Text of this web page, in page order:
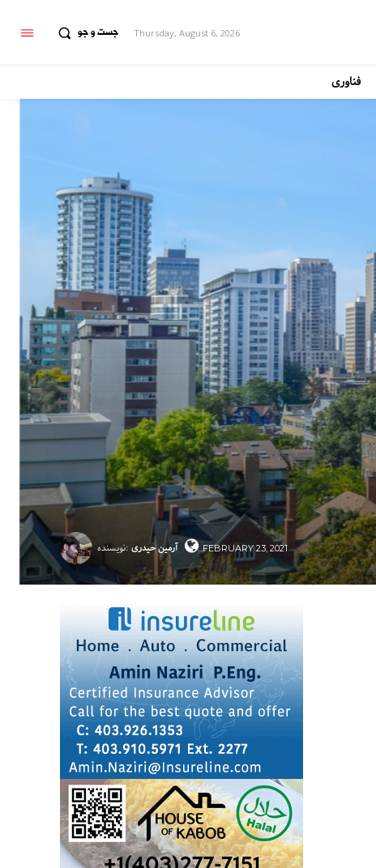
جست و جو Thursday, August 6, 2026
فناوری
نویسنده: آرمین حیدری FEBRUARY 23, 2021